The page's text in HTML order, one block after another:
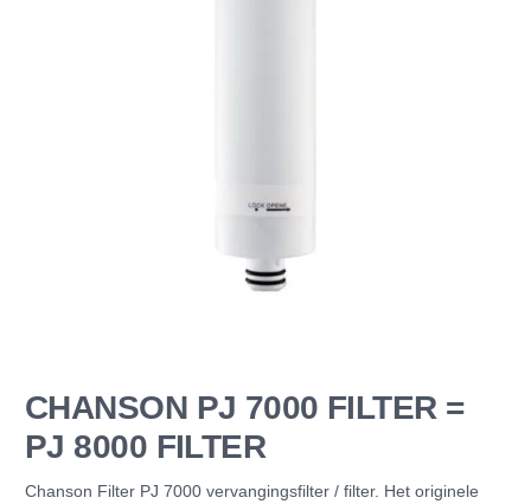
CHANSON PJ 7000 FILTER =
PJ 8000 FILTER
Chanson Filter PJ 7000 vervangingsfilter / filter. Het originele